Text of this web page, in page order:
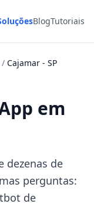
BlogTutoriais
/ Cajamar - SP
em
dezenas de
perguntas:
de